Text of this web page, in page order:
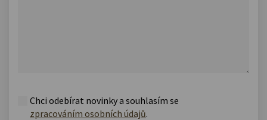
Chci odebírat novinky a souhlasím se
zpracováním osobních údajů.